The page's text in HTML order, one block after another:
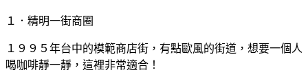
１．精明一街商圈
１９９５年台中的模範商店街，有點歐風的街道，想要一個人
喝咖啡靜一靜，這裡非常適合！